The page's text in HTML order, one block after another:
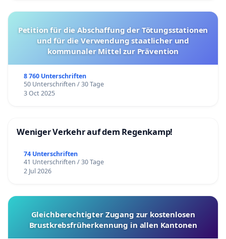
Petition für die Abschaffung der Tötungsstationen
und für die Verwendung staatlicher und
kommunaler Mittel zur Prävention
8 760 Unterschriften
50 Unterschriften / 30 Tage
3 Oct 2025
Weniger Verkehr auf dem Regenkamp!
74 Unterschriften
41 Unterschriften / 30 Tage
2 Jul 2026
Gleichberechtigter Zugang zur kostenlosen
Brustkrebsfrüherkennung in allen Kantonen